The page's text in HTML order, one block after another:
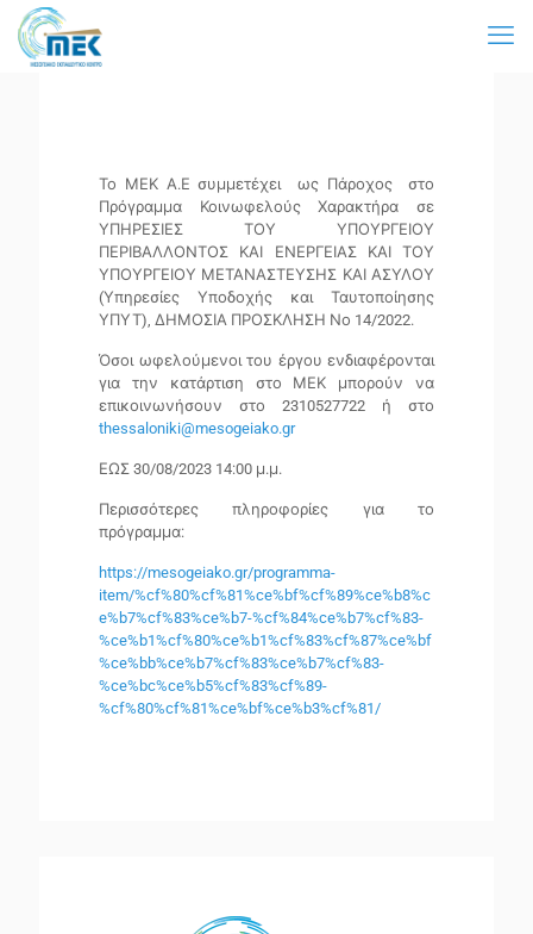
Το ΜΕΚ Α.Ε συμμετέχει ως Πάροχος στο
Πρόγραμμα Κοινωφελούς Χαρακτήρα σε
ΥΠΗΡΕΣΙΕΣ ΤΟΥ ΥΠΟΥΡΓΕΙΟΥ
ΠΕΡΙΒΑΛΛΟΝΤΟΣ ΚΑΙ ΕΝΕΡΓΕΙΑΣ ΚΑΙ ΤΟΥ
ΥΠΟΥΡΓΕΙΟΥ ΜΕΤΑΝΑΣΤΕΥΣΗΣ ΚΑΙ ΑΣΥΛΟΥ
(Υπηρεσίες Υποδοχής και Ταυτοποίησης
ΥΠΥΤ), ΔΗΜΟΣΙΑ ΠΡΟΣΚΛΗΣΗ Νο 14/2022.
Όσοι ωφελούμενοι του έργου ενδιαφέρονται
για την κατάρτιση στο ΜΕΚ μπορούν να
επικοινωνήσουν στο 2310527722 ή στο
thessaloniki@mesogeiako.gr
ΕΩΣ 30/08/2023 14:00 μ.μ.
Περισσότερες πληροφορίες για το
πρόγραμμα:
https://mesogeiako.gr/programma-
item/%cf%80%cf%81%ce%bf%cf%89%ce%b8%c
e%b7%cf%83%ce%b7-%cf%84%ce%b7%cf%83-
%ce%b1%cf%80%ce%b1%cf%83%cf%87%ce%bf
%ce%bb%ce%b7%cf%83%ce%b7%cf%83-
%ce%bc%ce%b5%cf%83%cf%89-
%cf%80%cf%81%ce%bf%ce%b3%cf%81/